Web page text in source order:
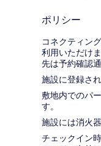
ポリシー
コネクティン
利用いただけ
先は予約確認
施設に登録さ
敷地内でのパ
す。
施設には消火
チェックイン